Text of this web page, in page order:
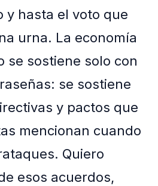
y hasta el voto que
urna. La economía
se sostiene solo con
se sostiene
y pactos que
mencionan cuando
Quiero
esos acuerdos,